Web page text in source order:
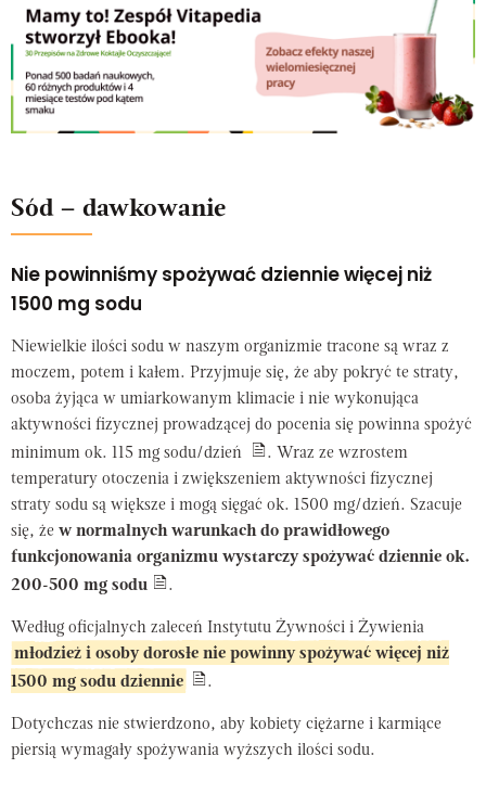
Sód – dawkowanie
Nie powinniśmy spożywać dziennie więcej niż
1500 mg sodu
Niewielkie ilości sodu w naszym organizmie tracone są wraz z
moczem, potem i kałem. Przyjmuje się, że aby pokryć te straty,
osoba żyjąca w umiarkowanym klimacie i nie wykonująca
aktywności fizycznej prowadzącej do pocenia się powinna spożyć
minimum ok. 115 mg sodu/dzień
. Wraz ze wzrostem
temperatury otoczenia i zwiększeniem aktywności fizycznej
straty sodu są większe i mogą sięgać ok. 1500 mg/dzień. Szacuje
się, że w normalnych warunkach do prawidłowego
funkcjonowania organizmu wystarczy spożywać dziennie ok.
200-500 mg sodu
.
Według oficjalnych zaleceń Instytutu Żywności i Żywienia
młodzież i osoby dorosłe nie powinny spożywać więcej niż
1500 mg sodu dziennie
.
Dotychczas nie stwierdzono, aby kobiety ciężarne i karmiące
piersią wymagały spożywania wyższych ilości sodu.